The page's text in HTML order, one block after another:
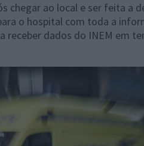
chegar ao local e ser feita a
o hospital com toda a
receber dados do INEM em